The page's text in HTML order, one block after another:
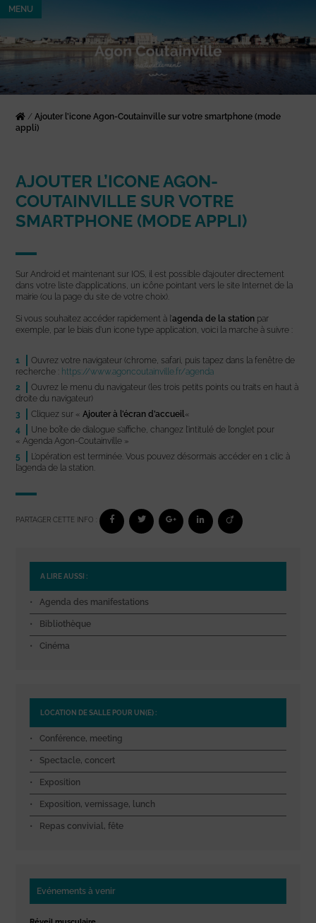
MENU
/Ajouter l’icone Agon-Coutainville sur votre smartphone (mode
appli)
AJOUTER L’ICONE AGON-
COUTAINVILLE SUR VOTRE
SMARTPHONE (MODE APPLI)
Sur Android et maintenant sur IOS, il est possible d’ajouter directement
dans votre liste d’applications, un icône pointant vers le site Internet de la
mairie (ou la page du site de votre choix).
Si vous souhaitez accéder rapidement à l’agenda de la station par
exemple, par le biais d’un icone type application, voici la marche à suivre :
Ouvrez votre navigateur (chrome, safari, puis tapez dans la fenêtre de
recherche : https://www.agoncoutainville.fr/agenda
Ouvrez le menu du navigateur (les trois petits points ou traits en haut à
droite du navigateur)
Cliquez sur «Ajouter à l’écran d’accueil«
Une boîte de dialogue s’affiche, changez l’intitulé de l’onglet pour
« Agenda Agon-Coutainville »
L’opération est terminée. Vous pouvez désormais accéder en 1 clic à
l’agenda de la station.
PARTAGER CETTE INFO :
A LIRE AUSSI :
Agenda des manifestations
Bibliothèque
Cinéma
LOCATION DE SALLE POUR UN(E) :
Conférence, meeting
Spectacle, concert
Exposition
Exposition, vernissage, lunch
Repas convivial, fête
Evénements à venir